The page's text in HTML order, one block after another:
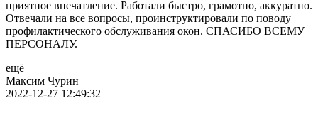
приятное впечатление. Работали быстро, грамотно, аккуратно.
Отвечали на все вопросы, проинструктировали по поводу
профилактического обслуживания окон. СПАСИБО ВСЕМУ
ПЕРСОНАЛУ.
ещё
Максим Чурин
2022-12-27 12:49:32